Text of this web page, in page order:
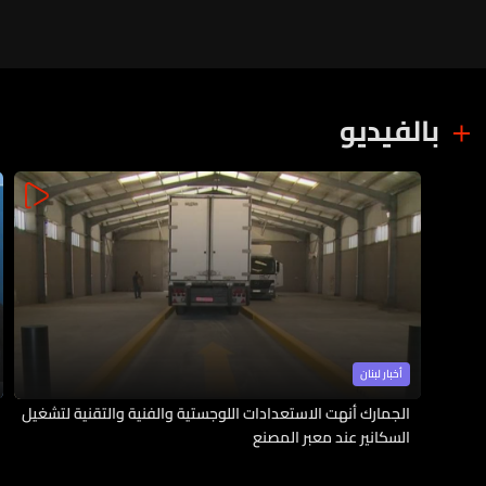
بالفيديو
أخبار لبنان
الجمارك أنهت الاستعدادات اللوجستية والفنية والتقنية لتشغيل
السكانير عند معبر المصنع